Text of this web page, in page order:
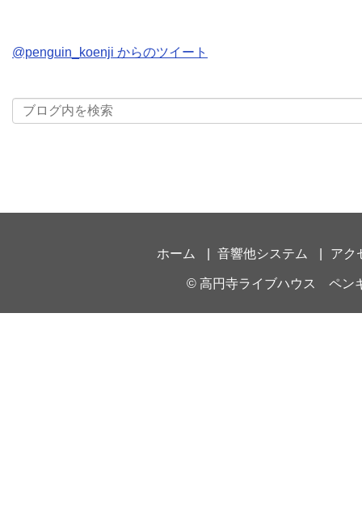
@penguin_koenji からのツイート
ホーム 音響他システム アク
© 高円寺ライブハウス ペン